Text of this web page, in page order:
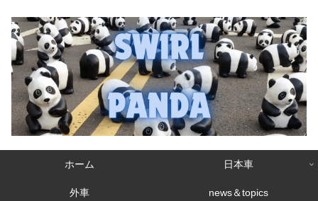
ホーム 日本車
外車 news＆topics